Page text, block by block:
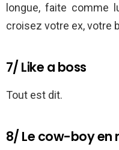
longue, faite comme
croisez votre ex, votre
7/ Like a boss
Tout est dit.
8/ Le cow-boy en